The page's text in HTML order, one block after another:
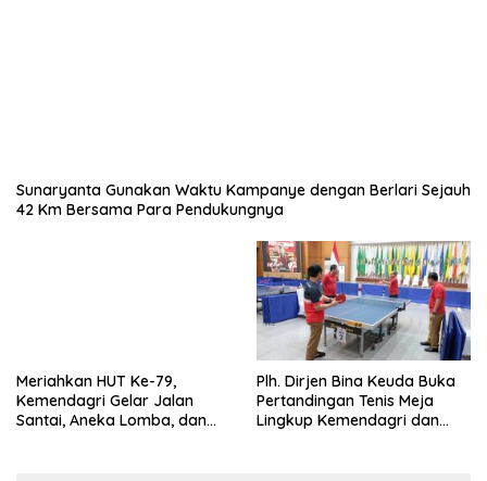
Sunaryanta Gunakan Waktu Kampanye dengan Berlari Sejauh
42 Km Bersama Para Pendukungnya
Meriahkan HUT Ke-79,
Kemendagri Gelar Jalan
Santai, Aneka Lomba, dan
Plh. Dirjen Bina Keuda Buka
Pertandingan Tenis Meja
Lingkup Kemendagri dan